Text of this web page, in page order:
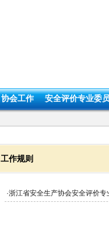
协会工作 安全评价专业委
工作规则
·浙江省安全生产协会安全评价